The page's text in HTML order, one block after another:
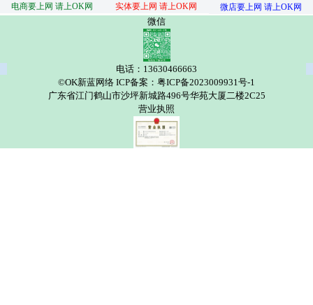
电商要上网 请上OK网
实体要上网 请上OK网 微店要上网 请上OK网
微信
电话：13630466663
©OK新蓝网络 ICP备案：粤ICP备2023009931号-1
广东省江门鹤山市沙坪新城路496号华苑大厦二楼2C25
营业执照